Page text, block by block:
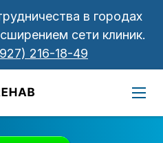
в городах
сети клиник.
216-18-49